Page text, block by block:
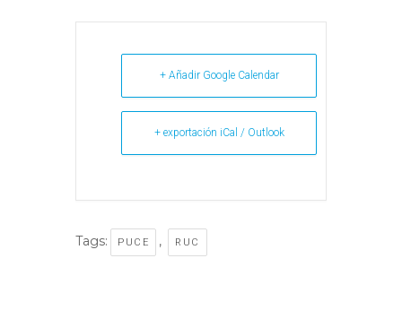
+ Añadir Google Calendar
+ exportación iCal / Outlook
Tags: PUCE , RUC